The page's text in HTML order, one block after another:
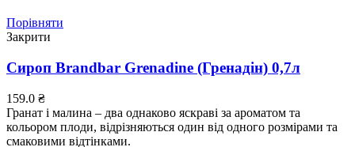
Порівняти
Закрити
Сироп Brandbar Grenadine (Гренадін) 0,7л
159.0 ₴
Гранат і малина – два однаково яскраві за ароматом та
кольором плоди, відрізняються один від одного розмірами та
смаковими відтінками.